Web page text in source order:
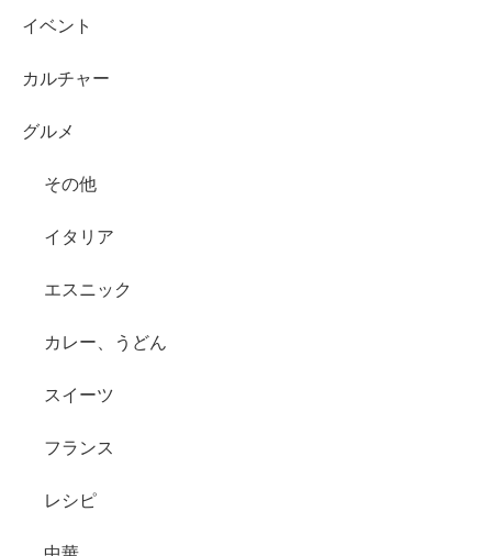
イベント
カルチャー
グルメ
その他
イタリア
エスニック
カレー、うどん
スイーツ
フランス
レシピ